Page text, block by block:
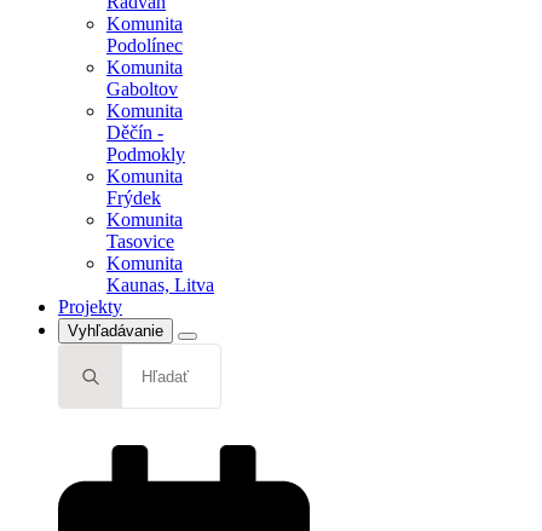
Komunita
Podolínec
Komunita
Gaboltov
Komunita
Děčín -
Podmokly
Komunita
Frýdek
Komunita
Tasovice
Komunita
Kaunas, Litva
Projekty
Vyhľadávanie
for: